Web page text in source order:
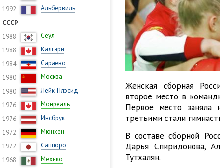
1992
Альбервиль
СССР
1988
Сеул
1988
Калгари
1984
Сараево
1980
Москва
1980
Лейк-Плэсид
1976
Монреаль
1976
Инсбрук
1972
Мюнхен
1972
Саппоро
1968
Мехико
Женская сборная
второе место в
Первое место заняла
третьими стали
В составе сборной
Дарья Спиридонова,
Тутхалян.